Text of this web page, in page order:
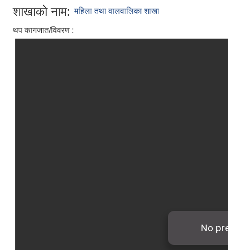
शाखाको नाम: महिला तथा वालवालिका शाखा
थप कागजात/विवरण :